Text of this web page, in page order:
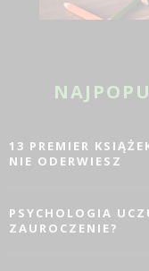
13 PREMIER
NIE ODERWIESZ
PSYCHOLOGIA
ZAUROCZENIE?